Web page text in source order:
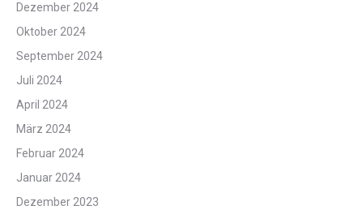
Dezember 2024
Oktober 2024
September 2024
Juli 2024
April 2024
März 2024
Februar 2024
Januar 2024
Dezember 2023